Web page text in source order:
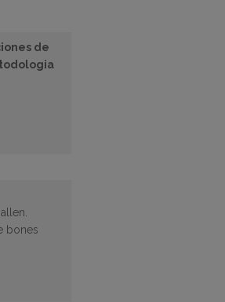
de
bones